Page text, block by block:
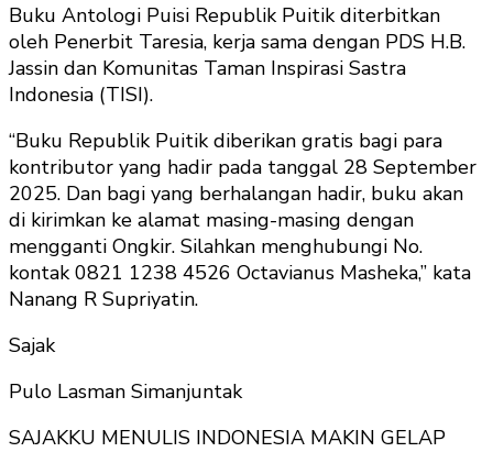
Buku Antologi Puisi Republik Puitik diterbitkan
oleh Penerbit Taresia, kerja sama dengan PDS H.B.
Jassin dan Komunitas Taman Inspirasi Sastra
Indonesia (TISI).
“Buku Republik Puitik diberikan gratis bagi para
kontributor yang hadir pada tanggal 28 September
2025. Dan bagi yang berhalangan hadir, buku akan
di kirimkan ke alamat masing-masing dengan
mengganti Ongkir. Silahkan menghubungi No.
kontak 0821 1238 4526 Octavianus Masheka,” kata
Nanang R Supriyatin.
Sajak
Pulo Lasman Simanjuntak
SAJAKKU MENULIS INDONESIA MAKIN GELAP